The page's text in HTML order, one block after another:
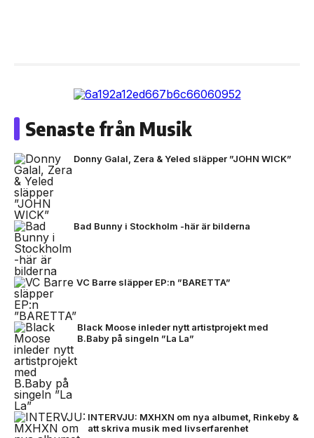
Senaste från Musik
Donny Galal, Zera & Yeled släpper ”JOHN WICK”
Bad Bunny i Stockholm -här är bilderna
VC Barre släpper EP:n ”BARETTA”
Black Moose inleder nytt artistprojekt med
B.Baby på singeln ”La La”
INTERVJU: MXHXN om nya albumet, Rinkeby &
att skriva musik med livserfarenhet